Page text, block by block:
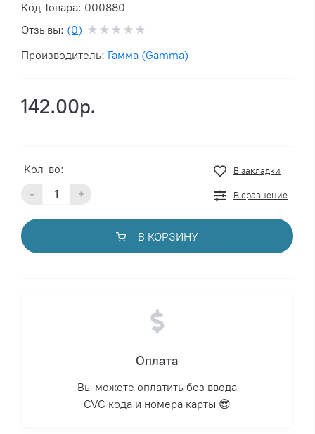
Код Товара: 000880
Отзывы: (0)
Производитель: Гамма (Gamma)
142.00р.
Кол-во:
- +
В закладки
В сравнение
В КОРЗИНУ
Оплата
Вы можете оплатить без ввода
CVC кода и номера карты 😎